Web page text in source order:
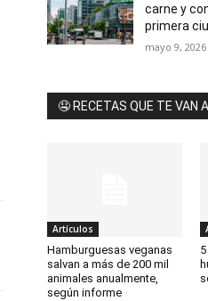
carne y
primera
mayo 9, 2026
🤤 RECETAS QUE TE VAN
Artículos
Hamburguesas veganas
salvan a más de 200 mil
animales anualmente,
según informe